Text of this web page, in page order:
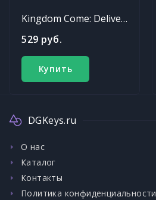
Kingdom Come: Deliverance
529 руб.
Купить
DGKeys.ru
О нас
Каталог
Контакты
Политика конфиденциальности